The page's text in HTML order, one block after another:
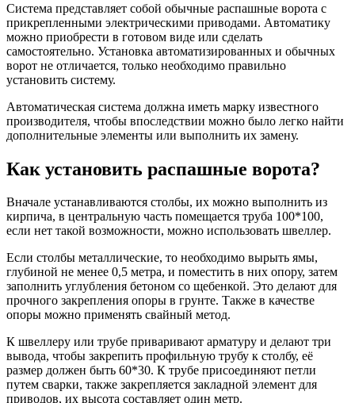
Система представляет собой обычные распашные ворота с
прикрепленными электрическими приводами. Автоматику
можно приобрести в готовом виде или сделать
самостоятельно. Установка автоматизированных и обычных
ворот не отличается, только необходимо правильно
установить систему.
Автоматическая система должна иметь марку известного
производителя, чтобы впоследствии можно было легко найти
дополнительные элементы или выполнить их замену.
Как установить распашные ворота?
Вначале устанавливаются столбы, их можно выполнить из
кирпича, в центральную часть помещается труба 100*100,
если нет такой возможности, можно использовать швеллер.
Если столбы металлические, то необходимо вырыть ямы,
глубиной не менее 0,5 метра, и поместить в них опору, затем
заполнить углубления бетоном со щебенкой. Это делают для
прочного закрепления опоры в грунте. Также в качестве
опоры можно применять свайный метод.
К швеллеру или трубе приваривают арматуру и делают три
вывода, чтобы закрепить профильную трубу к столбу, её
размер должен быть 60*30. К трубе присоединяют петли
путем сварки, также закрепляется закладной элемент для
приводов, их высота составляет один метр.